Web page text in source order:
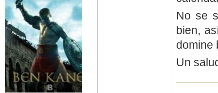
No se
bien,
domine
Un